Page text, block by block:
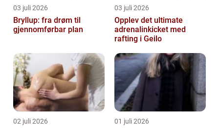
03 juli 2026
Bryllup: fra drøm til
gjennomførbar plan
03 juli 2026
Opplev det ultimate
adrenalinkicket med
rafting i Geilo
02 juli 2026 01 juli 2026